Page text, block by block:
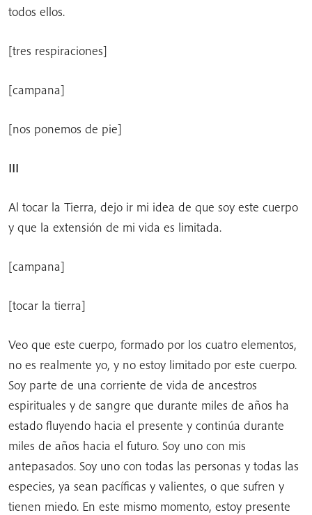
todos ellos.
[tres respiraciones]
[campana]
[nos ponemos de pie]
III
Al tocar la Tierra, dejo ir mi idea de que soy este cuerpo
y que la extensión de mi vida es limitada.
[campana]
[tocar la tierra]
Veo que este cuerpo, formado por los cuatro elementos,
no es realmente yo, y no estoy limitado por este cuerpo.
Soy parte de una corriente de vida de ancestros
espirituales y de sangre que durante miles de años ha
estado fluyendo hacia el presente y continúa durante
miles de años hacia el futuro. Soy uno con mis
antepasados. Soy uno con todas las personas y todas las
especies, ya sean pacíficas y valientes, o que sufren y
tienen miedo. En este mismo momento, estoy presente